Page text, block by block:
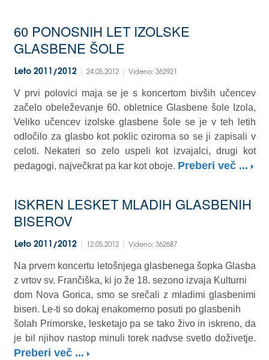
60 PONOSNIH LET IZOLSKE
GLASBENE ŠOLE
Leto 2011/2012 | 24.05.2012 | Videno: 362921
V prvi polovici maja se je s koncertom bivših učencev
začelo obeleževanje 60. obletnice Glasbene šole Izola,
Veliko učencev izolske glasbene šole se je v teh letih
odločilo za glasbo kot poklic oziroma so se ji zapisali v
celoti. Nekateri so zelo uspeli kot izvajalci, drugi kot
pedagogi, največkrat pa kar kot oboje. Preberi več ...
ISKREN LESKET MLADIH GLASBENIH
BISEROV
Leto 2011/2012 | 12.05.2012 | Videno: 362687
Na prvem koncertu letošnjega glasbenega šopka Glasba
z vrtov sv. Frančiška, ki jo že 18. sezono izvaja Kulturni
dom Nova Gorica, smo se srečali z mladimi glasbenimi
biseri. Le-ti so dokaj enakomerno posuti po glasbenih
šolah Primorske, lesketajo pa se tako živo in iskreno, da
je bil njihov nastop minuli torek nadvse svetlo doživetje.
Preberi več ...